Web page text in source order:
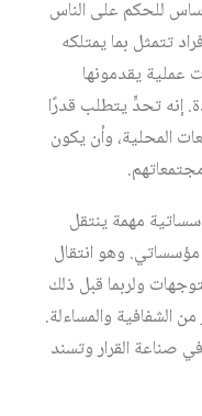
للحكم على الناس
تتمثل بما يمتلكه
عملية يقدمونها
إنه تحدٍّ يتطلب قدرًا
المحلية، وأن يكون
مهمة ينتقل
مؤسساتي. وهو انتقال
ولربما قبل ذلك
الشفافية والمساءلة.
القرار وتسند